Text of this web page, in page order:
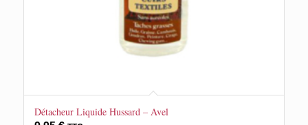
Détacheur Liquide Hussard – Avel